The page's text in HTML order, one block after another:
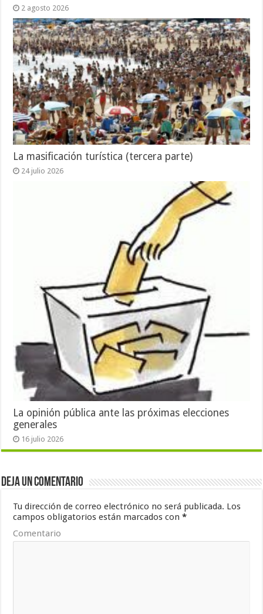
2 agosto 2026
La masificación turística (tercera parte)
24 julio 2026
La opinión pública ante las próximas elecciones
generales
16 julio 2026
Deja un comentario
Tu dirección de correo electrónico no será publicada. Los
campos obligatorios están marcados con*
Comentario